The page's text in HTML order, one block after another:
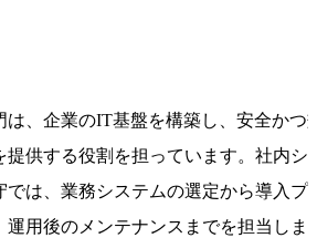
は、企業のIT基盤を構築し、安全かつ
提供する役割を担っています。社内シ
では、業務システムの選定から導入プ
運用後のメンテナンスまでを担当しま